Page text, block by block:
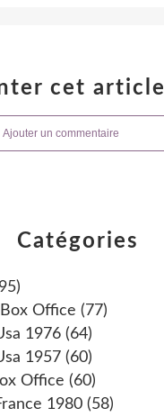
cet article
Ajouter un commentaire
Catégories
Office (77)
1976 (64)
1957 (60)
Office (60)
1980 (58)